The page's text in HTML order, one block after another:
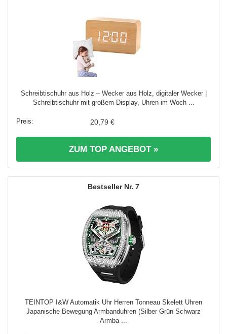
Schreibtischuhr aus Holz – Wecker aus Holz, digitaler Wecker |
Schreibtischuhr mit großem Display, Uhren im Woch ...
20,79 €
ZUM TOP ANGEBOT »
7
TEINTOP I&W Automatik Uhr Herren Tonneau Skelett Uhren
Japanische Bewegung Armbanduhren (Silber Grün Schwarz
Armba ...